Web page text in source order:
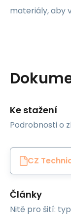
materiály, aby
Ke stažení
Podrobnosti o
CZ
Články
Nitě pro šití: